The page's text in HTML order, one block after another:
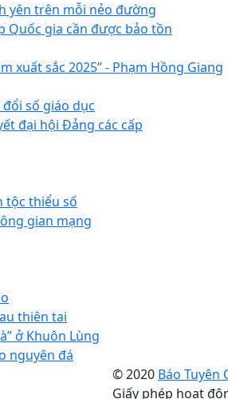
yên trên mỗi nẻo đường
Quốc gia cần được bảo tồn
xuất sắc 2025” - Phạm Hồng Giang
số giáo dục
đại hội Đảng các cấp
tộc thiểu số
gian mạng
thiên tai
ở Khuôn Lùng
nguyên đá
© 2020 Báo Tuyên
Giấy phép hoạt